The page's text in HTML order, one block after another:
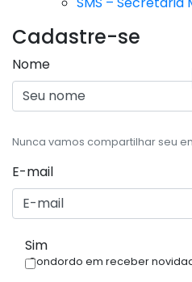
Cadastre-se
Nome
Nunca vamos compartilhar seu
E-mail
Sim
Condordo em receber